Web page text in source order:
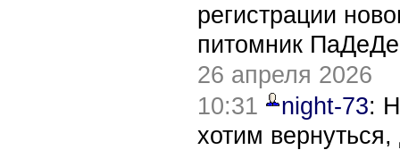
регистрации
питомник
26 апреля 2026
10:31
night-73:
хотим